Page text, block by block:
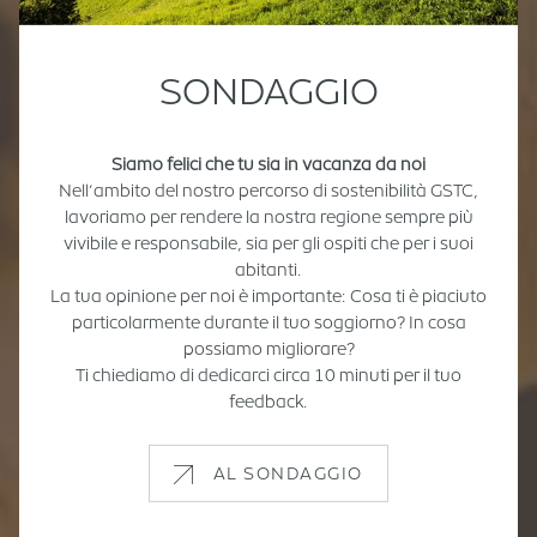
SONDAGGIO
Siamo felici che tu sia in vacanza da noi
Nell’ambito del nostro percorso di sostenibilità GSTC,
lavoriamo per rendere la nostra regione sempre più
vivibile e responsabile, sia per gli ospiti che per i suoi
abitanti.
La tua opinione per noi è importante: Cosa ti è piaciuto
particolarmente durante il tuo soggiorno? In cosa
possiamo migliorare?
Ti chiediamo di dedicarci circa 10 minuti per il tuo
feedback.
AL SONDAGGIO